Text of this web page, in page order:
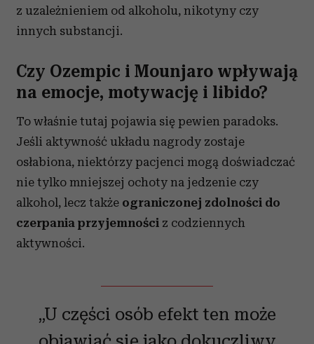
z uzależnieniem od alkoholu, nikotyny czy
innych substancji.
Czy Ozempic i Mounjaro wpływają
na emocje, motywację i libido?
To właśnie tutaj pojawia się pewien paradoks.
Jeśli aktywność układu nagrody zostaje
osłabiona, niektórzy pacjenci mogą doświadczać
nie tylko mniejszej ochoty na jedzenie czy
alkohol, lecz także ograniczonej zdolności do
czerpania przyjemności z codziennych
aktywności.
„U części osób efekt ten może